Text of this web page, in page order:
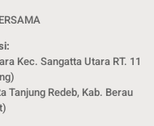
Kec. Sangatta Utara RT. 11
Tanjung Redeb, Kab. Berau